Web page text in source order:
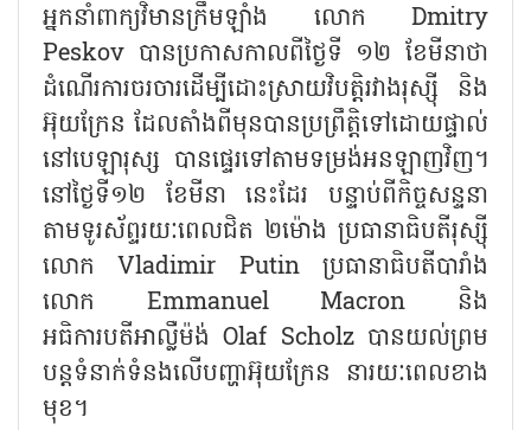
អ្នកនាំពាក្យវិមានក្រឹមឡាំង លោក Dmitry
Peskov បានប្រកាសកាលពីថ្ងៃទី ១២ ខែមីនាថា
ដំណើរការចរចារដើម្បីដោះស្រាយវិបត្តិរវាងរុស្ស៊ី និង
អ៊ុយក្រែន ដែលតាំងពីមុនបានប្រព្រឹត្តិទៅដោយផ្ទាល់
នៅបេឡារុស្ស បានផ្ទេរទៅតាមទម្រង់អនឡាញវិញ។
នៅថ្ងៃទី១២ ខែមីនា នេះដែរ បន្ទាប់ពីកិច្ចសន្ទនា
តាមទូរស័ព្ទរយៈពេលជិត ២ម៉ោង ប្រធានាធិបតីរុស្ស៊ី
លោកVladimir Putinប្រធានាធិបតីបារាំង
លោក Emmanuel Macron និង
អធិការបតីអាល្លឺម៉ង់Olaf Scholz បានយល់ព្រម
បន្តទំនាក់ទំនងលើបញ្ហាអ៊ុយក្រែន នារយៈពេលខាង
មុខ។